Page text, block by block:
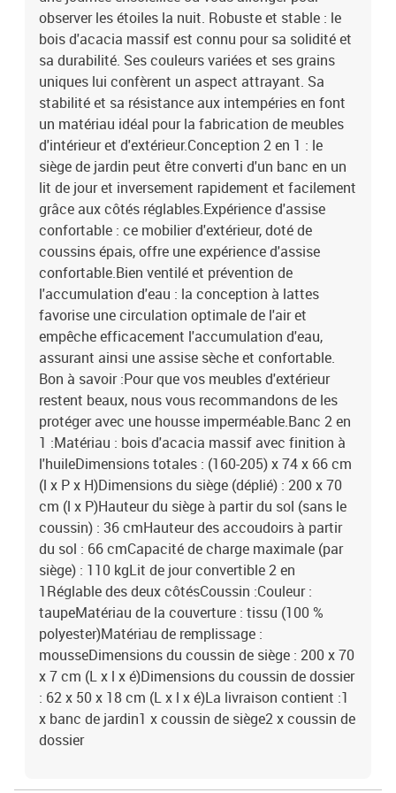
observer les étoiles la nuit. Robuste et stable : le
bois d'acacia massif est connu pour sa solidité et
sa durabilité. Ses couleurs variées et ses grains
uniques lui confèrent un aspect attrayant. Sa
stabilité et sa résistance aux intempéries en font
un matériau idéal pour la fabrication de meubles
d'intérieur et d'extérieur.Conception 2 en 1 : le
siège de jardin peut être converti d'un banc en un
lit de jour et inversement rapidement et facilement
grâce aux côtés réglables.Expérience d'assise
confortable : ce mobilier d'extérieur, doté de
coussins épais, offre une expérience d'assise
confortable.Bien ventilé et prévention de
l'accumulation d'eau : la conception à lattes
favorise une circulation optimale de l'air et
empêche efficacement l'accumulation d'eau,
assurant ainsi une assise sèche et confortable.
Bon à savoir :Pour que vos meubles d'extérieur
restent beaux, nous vous recommandons de les
protéger avec une housse imperméable.Banc 2 en
1 :Matériau : bois d'acacia massif avec finition à
l'huileDimensions totales : (160-205) x 74 x 66 cm
(l x P x H)Dimensions du siège (déplié) : 200 x 70
cm (l x P)Hauteur du siège à partir du sol (sans le
coussin) : 36 cmHauteur des accoudoirs à partir
du sol : 66 cmCapacité de charge maximale (par
siège) : 110 kgLit de jour convertible 2 en
1Réglable des deux côtésCoussin :Couleur :
taupeMatériau de la couverture : tissu (100 %
polyester)Matériau de remplissage :
mousseDimensions du coussin de siège : 200 x 70
x 7 cm (L x l x é)Dimensions du coussin de dossier
: 62 x 50 x 18 cm (L x l x é)La livraison contient :1
x banc de jardin1 x coussin de siège2 x coussin de
dossier